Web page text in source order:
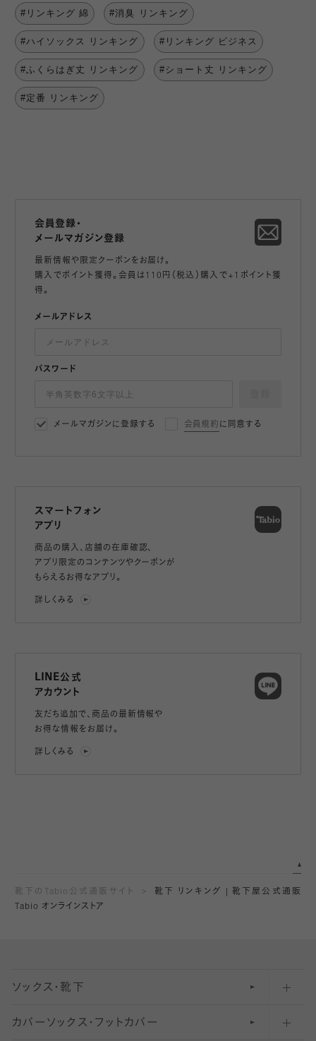
#リンキング 綿 #消臭 リンキング
#ハイソックス リンキング #リンキング ビジネス
#ふくらはぎ丈 リンキング #ショート丈 リンキング
#定番 リンキング
会員登録・
メールマガジン登録
最新情報や限定クーポンをお届け。
購入でポイント獲得。会員は110円（税込）購入で+1ポイント獲
得。
メールアドレス
パスワード
メールマガジンに登録する 会員規約 に同意する
スマートフォン
アプリ
商品の購入、店舗の在庫確認、
アプリ限定のコンテンツやクーポンが
もらえるお得なアプリ。
詳しくみる
LINE公式
アカウント
友だち追加で、 商品の最新情報や
お得な情報をお届け。
詳しくみる
靴下のTabio公式通販サイト
靴下 リンキング | 靴下屋公式通販
Tabio オンラインストア
ソックス・靴下
五本指ソックス・靴下
カバーソックス・フットカバー